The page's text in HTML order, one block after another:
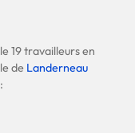
19 travailleurs en
de Landerneau